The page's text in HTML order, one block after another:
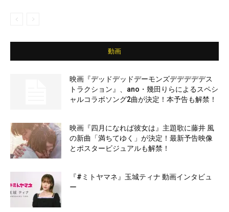
動画
映画『デッドデッドデーモンズデデデデデス
トラクション』、ano・幾田りらによるスペシ
ャルコラボソング2曲が決定！本予告も解禁！
映画『四月になれば彼女は』主題歌に藤井 風
の新曲「満ちてゆく」が決定！最新予告映像
とポスタービジュアルも解禁！
『#ミトヤマネ』玉城ティナ 動画インタビュ
ー